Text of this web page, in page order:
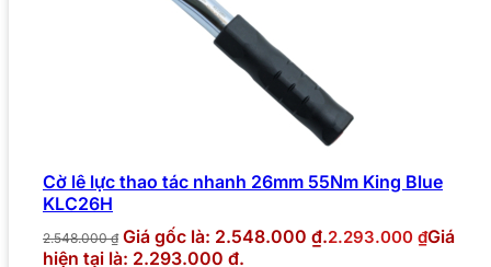
Cờ lê lực thao tác nhanh 26mm 55Nm King Blue
KLC26H
2.548.000₫ Giá gốc là: 2.548.000 ₫.2.293.000 ₫Giá
hiện tại là: 2.293.000 ₫.